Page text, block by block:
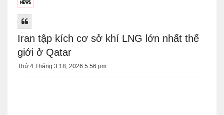
Iran tập kích cơ sở khí LNG lớn nhất thế
giới ở Qatar
Thứ 4 Tháng 3 18, 2026 5:56 pm